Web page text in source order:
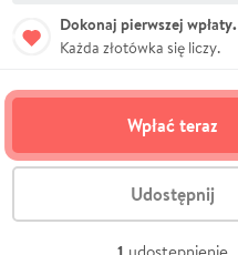
Dokonaj pierwszej wpłaty.
Każda złotówka się liczy.
Wpłać teraz
Udostępnij